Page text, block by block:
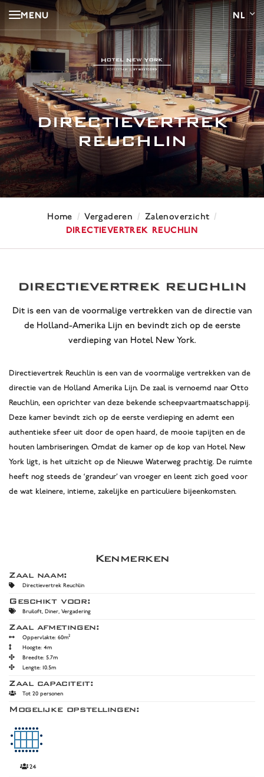
MENU
DIRECTIEVERTREK
REUCHLIN
Home / Vergaderen / Zalenoverzicht /
Directievertrek Reuchlin
DIRECTIEVERTREK REUCHLIN
Dit is een van de voormalige vertrekken van de directie van
de Holland-Amerika Lijn en bevindt zich op de eerste
verdieping van Hotel New York.
Directievertrek Reuchlin is een van de voormalige vertrekken van de
directie van de Holland Amerika Lijn. De zaal is vernoemd naar Otto
Reuchlin, een oprichter van deze bekende scheepvaartmaatschappij.
Deze kamer bevindt zich op de eerste verdieping en ademt een
authentieke sfeer uit door de open haard, de mooie tapijten en de
houten lambriseringen. Omdat de kamer op de kop van Hotel New
York ligt, is het uitzicht op de Nieuwe Waterweg prachtig. De ruimte
heeft nog steeds de ‘grandeur’ van vroeger en leent zich goed voor
de wat kleinere, intieme, zakelijke en particuliere bijeenkomsten.
Kenmerken
Zaal naam:
Directievertrek Reuchlin
Geschikt voor:
Bruiloft, Diner, Vergadering
Zaal afmetingen:
Oppervlakte: 60m2
Hoogte: 4m
Breedte: 5.7m
Lengte: 10.5m
Zaal capaciteit:
Tot 20 personen
Mogelijke opstellingen:
24